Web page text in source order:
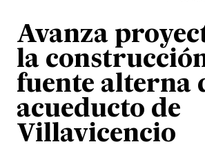
Avanza
la
fuente alterna
acueducto de
Villavicencio